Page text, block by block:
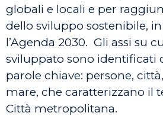
globali e locali e per
dello sviluppo sostenibile,
l’Agenda 2030. Gli assi su
sviluppato sono identificati
parole chiave: persone,
mare, che caratterizzano il
Città metropolitana.